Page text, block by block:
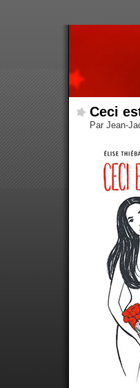
Ceci
Par Jean-